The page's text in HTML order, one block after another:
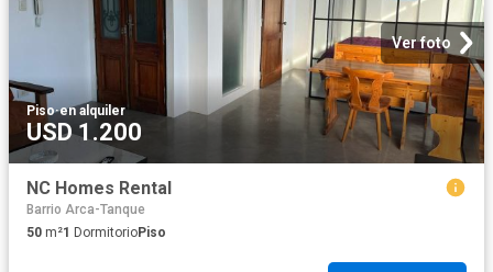
Ver foto
Piso·en alquiler
USD 1.200
NC Homes Rental
Barrio Arca-Tanque
50 m²1 DormitorioPiso